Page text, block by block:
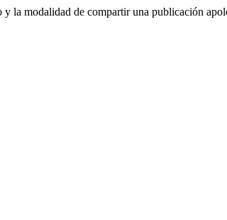
la modalidad de compartir una publicación